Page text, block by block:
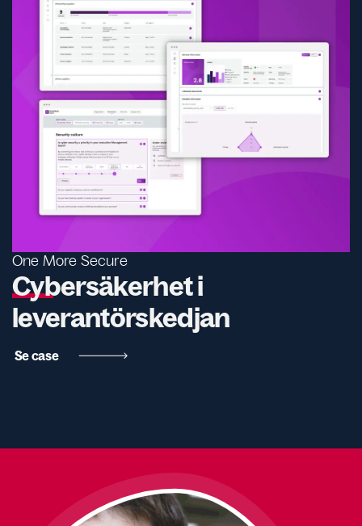
One More Secure
Cybersäkerhet i
leverantörskedjan
Se case